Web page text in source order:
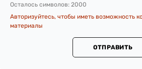
Осталось символов: 2000
Авторизуйтесь, чтобы иметь возможность
материалы
ОТПРАВИТЬ